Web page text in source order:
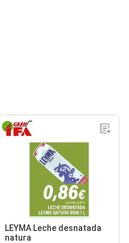
LEYMA Leche desnatada
natura